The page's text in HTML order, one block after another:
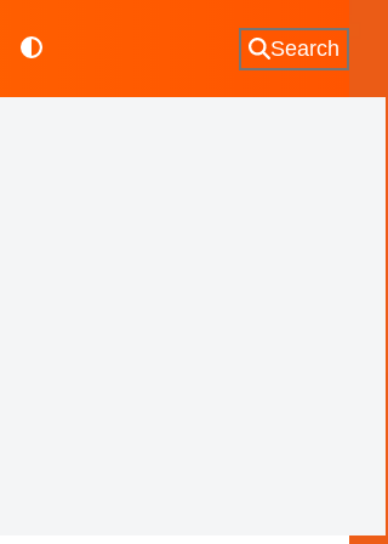
Search